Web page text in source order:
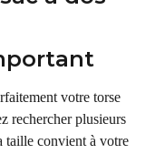
votre torse
rechercher plusieurs
taille convient à votre